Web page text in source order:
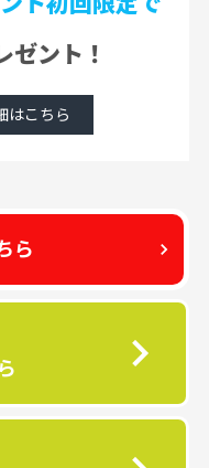
ゼント！
はこちら
ら